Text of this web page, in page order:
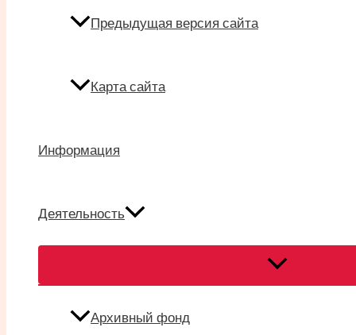
Предыдущая версия сайта
Карта сайта
Информация
Деятельность
Архивный фонд